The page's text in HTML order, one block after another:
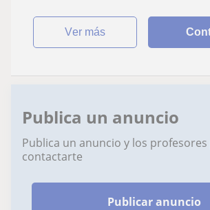
ver más
Publica un anuncio
Publica un anuncio y los
contactarte
Publicar anuncio